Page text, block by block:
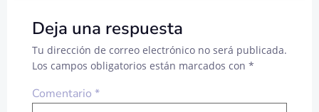
Deja una respuesta
Tu dirección de correo electrónico no será publicada.
Los campos obligatorios están marcados con *
Comentario *